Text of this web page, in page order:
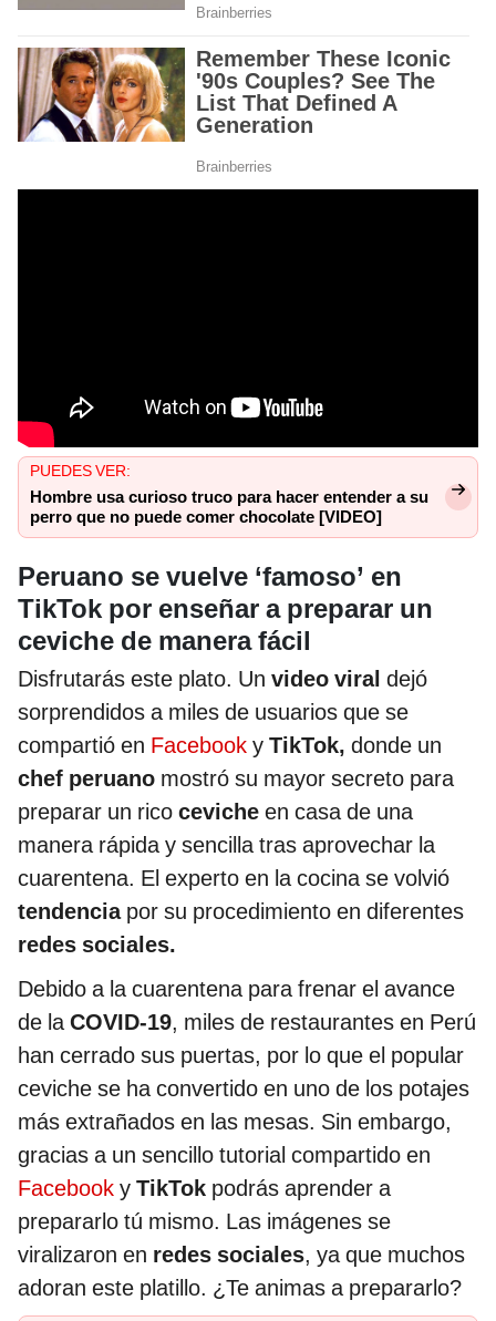
PUEDES VER:
Hombre usa curioso truco para hacer entender a su
perro que no puede comer chocolate [VIDEO]
Peruano se vuelve ‘famoso’ en
TikTok por enseñar a preparar un
ceviche de manera fácil
Disfrutarás este plato. Un video viral dejó
sorprendidos a miles de usuarios que se
compartió en Facebook y TikTok, donde un
chef peruano mostró su mayor secreto para
preparar un rico ceviche en casa de una
manera rápida y sencilla tras aprovechar la
cuarentena. El experto en la cocina se volvió
tendencia por su procedimiento en diferentes
redes sociales.
Debido a la cuarentena para frenar el avance
de la COVID-19, miles de restaurantes en Perú
han cerrado sus puertas, por lo que el popular
ceviche se ha convertido en uno de los potajes
más extrañados en las mesas. Sin embargo,
gracias a un sencillo tutorial compartido en
Facebook y TikTok podrás aprender a
prepararlo tú mismo. Las imágenes se
viralizaron en redes sociales, ya que muchos
adoran este platillo. ¿Te animas a prepararlo?